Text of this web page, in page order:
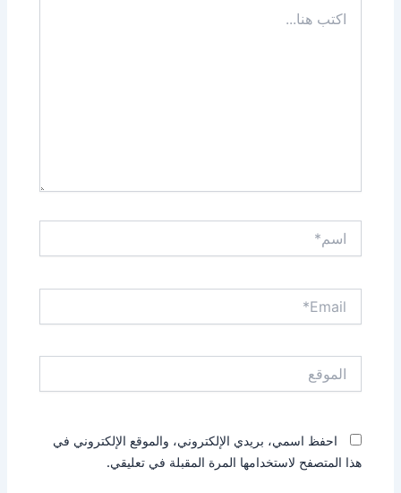
هنا...
احفظ اسمي، بريدي الإلكتروني، والموقع الإلكتروني في
هذا المتصفح لاستخدامها المرة المقبلة في تعليقي.